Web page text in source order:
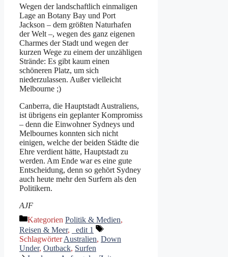
Wegen der landschaftlich einmaligen
Lage an Botany Bay und Port
Jackson – dem größten Naturhafen
der Welt –, wegen des ganz eigenen
Charmes der Stadt und wegen der
kurzen Wege zu einem der unzähligen
Strände: Es gibt kaum einen
schöneren Platz, um sich
niederzulassen. Außer vielleicht
Melbourne ;)
Canberra, die Hauptstadt Australiens,
ist übrigens ein geplanter Kompromiss
– denn die Einwohner Sydneys und
Melbournes konnten sich nicht
einigen, welche der beiden Städte die
Ehre verdient hätte, Hauptstadt zu
werden. Am Ende war es eine gute
Entscheidung, denn so gehört Sydney
auch heute mehr den Surfern als den
Politikern.
AJF
Kategorien Politik & Medien,
Reisen & Meer,
_edit 1
SchlagwörterAustralien, Down
Under, Outback, Surfen